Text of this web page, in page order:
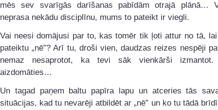
mēs sev svarīgās darīšanas pabīdām otrajā plānā…
neprasa nekādu disciplīnu, mums to pateikt ir viegli.
Vai neesi domājusi par to, kas tomēr tik ļoti attur no tā,
pateiktu „nē”? Arī tu, droši vien, daudzas reizes nespēji
nemaz nesaprotot, ka tevi sāk vienkārši
aizdomāties…
Un tagad paņem baltu papīra lapu un atceries tās
situācijas, kad tu nevarēji atbildēt ar „nē” un ko tu tādā